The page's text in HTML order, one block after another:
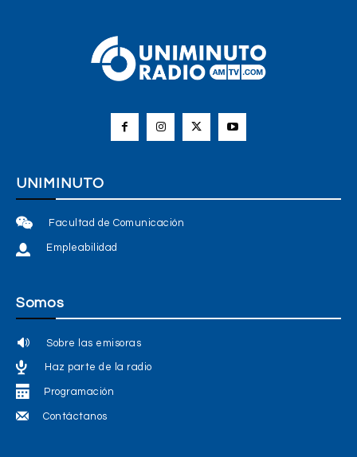
UNIMINUTO
Facultad de Comunicación
Empleabilidad
Somos
Sobre las emisoras
Haz parte de la radio
Programación
Contáctanos